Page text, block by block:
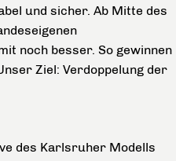
und sicher. Ab Mitte des
noch besser. So gewinnen
Ziel: Verdoppelung der
des Karlsruher Modells